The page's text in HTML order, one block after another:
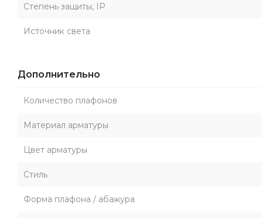
Степень защиты, IP
Источник света
Дополнительно
Количество плафонов
Материал арматуры
Цвет арматуры
Стиль
Форма плафона / абажура